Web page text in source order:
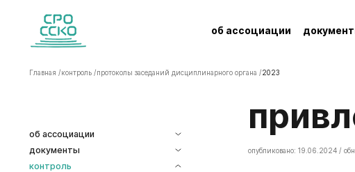
об ассоциации
Главная /контроль /протоколы заседаний дисциплинарного органа /2023
об ассоциации
документы
контроль
опубликовано: 19.06.2024 /